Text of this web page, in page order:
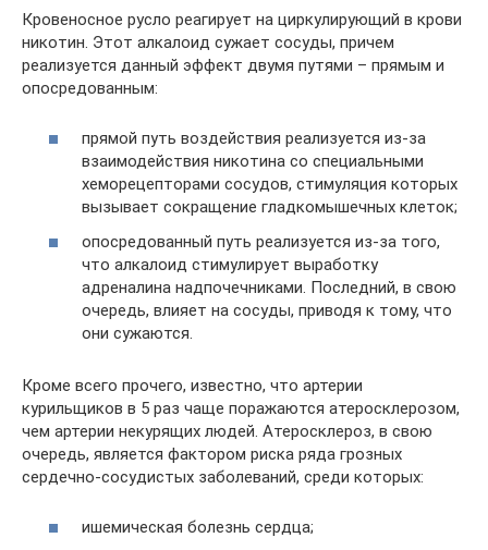
Кровеносное русло реагирует на циркулирующий в крови
никотин. Этот алкалоид сужает сосуды, причем
реализуется данный эффект двумя путями – прямым и
опосредованным:
прямой путь воздействия реализуется из-за
взаимодействия никотина со специальными
хеморецепторами сосудов, стимуляция которых
вызывает сокращение гладкомышечных клеток;
опосредованный путь реализуется из-за того,
что алкалоид стимулирует выработку
адреналина надпочечниками. Последний, в свою
очередь, влияет на сосуды, приводя к тому, что
они сужаются.
Кроме всего прочего, известно, что артерии
курильщиков в 5 раз чаще поражаются атеросклерозом,
чем артерии некурящих людей. Атеросклероз, в свою
очередь, является фактором риска ряда грозных
сердечно-сосудистых заболеваний, среди которых:
ишемическая болезнь сердца;